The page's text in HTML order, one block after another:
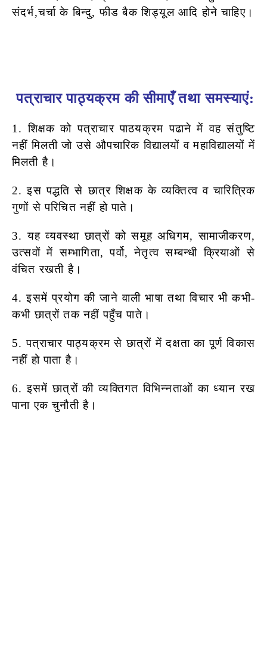
संदर्भ,चर्चा के बिन्दु, फीड बैक शिड्यूल आदि होने चाहिए।
पत्राचार पाठ्यक्रम की सीमाएँ तथा समस्याएं:
1. शिक्षक को पत्राचार पाठयक्रम पढाने में वह संतुष्टि
नहीं मिलती जो उसे औपचारिकविद्यालयों व महाविद्यालयों में
मिलती है।
2. इस पद्धति से छात्र शिक्षक के व्यक्तित्व व चारित्रिक
गुणों से परिचित नहीं हो पाते।
3. यह व्यवस्था छात्रों को समूह अधिगम, सामाजीकरण,
उत्सवों में सम्भागिता, पर्वो,नेतृत्व सम्बन्धी क्रियाओं से
वंचित रखती है।
4. इसमें प्रयोग की जाने वाली भाषा तथा विचार भी कभी-
कभी छात्रों तक नहीं पहुँच पाते।
5. पत्राचार पाठ्यक्रम से छात्रों में दक्षता का पूर्ण विकास
नहीं हो पाता है।
6. इसमें छात्रों की व्यक्तिगत विभिन्नताओं का ध्यान रख
पाना एक चुनौती है।